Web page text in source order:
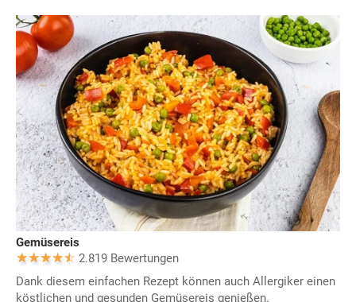
Gemüsereis
2.819 Bewertungen
Dank diesem einfachen Rezept können auch Allergiker einen
köstlichen und gesunden Gemüsereis genießen.